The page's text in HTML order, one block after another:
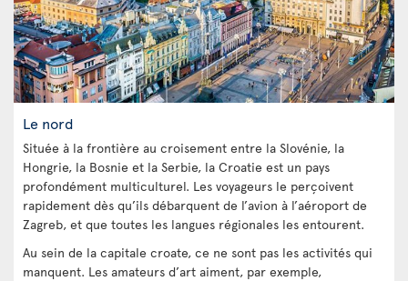
Le nord
Située à la frontière au croisement entre la Slovénie, la
Hongrie, la Bosnie et la Serbie, la Croatie est un pays
profondément multiculturel. Les voyageurs le perçoivent
rapidement dès qu’ils débarquent de l’avion à l’aéroport de
Zagreb, et que toutes les langues régionales les entourent.
Au sein de la capitale croate, ce ne sont pas les activités qui
manquent. Les amateurs d’art aiment, par exemple,